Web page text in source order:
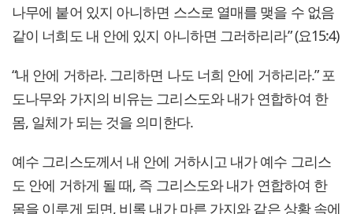
나무에 붙어 있지 아니하면 스스로 열매를 맺을 수 없음
같이 너희도 내 안에 있지 아니하면 그러하리라” (요15:4)
“내 안에 거하라. 그리하면 나도 너희 안에 거하리라.” 포
도나무와 가지의 비유는 그리스도와 내가 연합하여 한
몸, 일체가 되는 것을 의미한다.
예수 그리스도께서 내 안에 거하시고 내가 예수 그리스
도 안에 거하게 될 때, 즉 그리스도와 내가 연합하여 한
몸을 이루게 되면, 비록 내가 마른 가지와 같은 상황 속에